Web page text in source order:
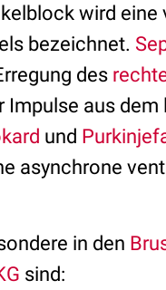
wird
bezeichnet.
des
Impulse aus dem
und
asynchrone
in den
sind: